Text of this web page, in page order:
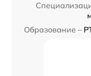
Образование –